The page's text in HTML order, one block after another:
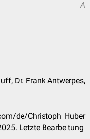
A
Dr. Frank Antwerpes,
de/Christoph_Huber
Letzte Bearbeitung